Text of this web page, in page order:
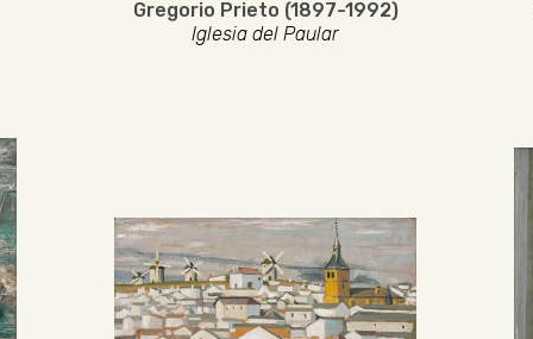
Gregorio Prieto (1897-1992)
Iglesia del Paular